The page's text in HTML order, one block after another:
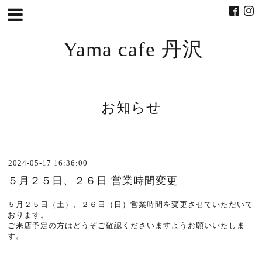
Yama cafe 丹沢
お知らせ
2024-05-17 16:36:00
５月２５日、２６日 営業時間変更
５月２５日（土）、２６日（日）営業時間を変更させていただいて
おります。
ご来店予定の方はどうぞご確認くださいますようお願いいたしま
す。